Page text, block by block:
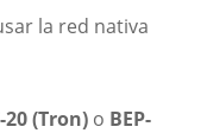
la red nativa
20 (Tron)o BEP-